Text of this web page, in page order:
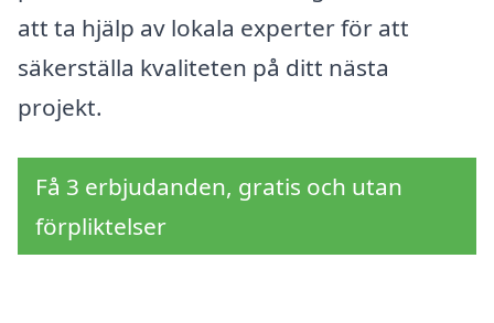
att ta hjälp av lokala experter för att
säkerställa kvaliteten på ditt nästa
projekt.
Få 3 erbjudanden, gratis och utan
förpliktelser